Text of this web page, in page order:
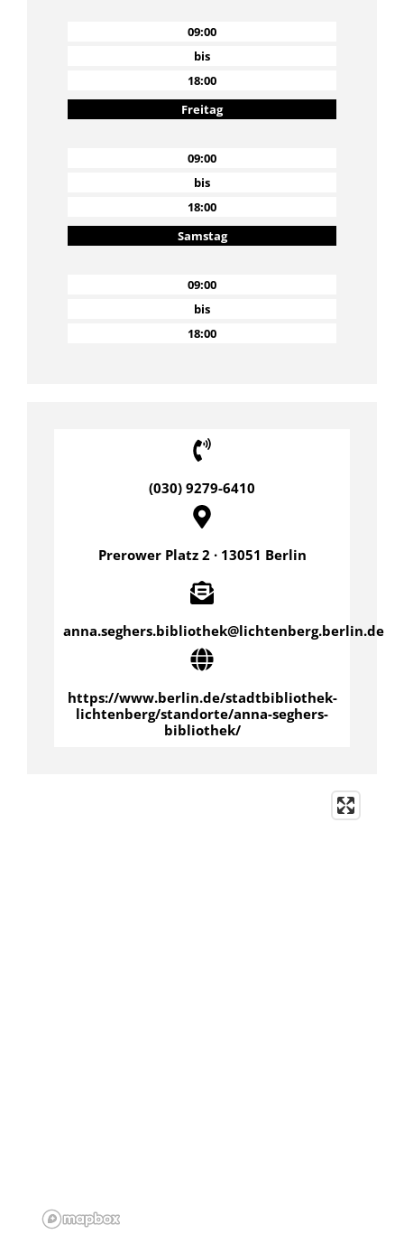
09:00
bis
18:00
Freitag
09:00
bis
18:00
Samstag
09:00
bis
18:00
(030) 9279-6410
Prerower Platz 2 · 13051 Berlin
anna.seghers.bibliothek@lichtenberg.berlin.de
https://www.berlin.de/stadtbibliothek-
lichtenberg/standorte/anna-seghers-
bibliothek/